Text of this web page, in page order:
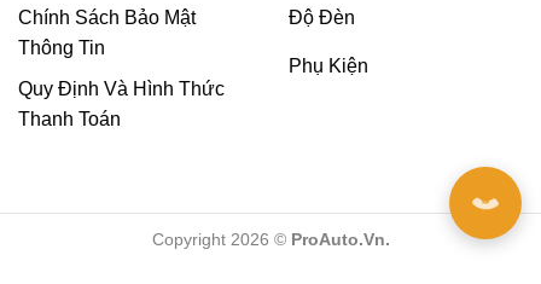
Góc quay
Hỗ trợ ghi hình và xem hình
Chính Sách Bảo Mật
Thông Tin
Quy Định Và Hình Thức
Thanh Toán
Độ Đèn
Phụ Kiện
Copyright 2026 © ProAuto.Vn.